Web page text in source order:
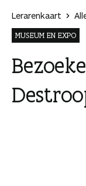
r
a
r
e
n
k
a
Lerarenkaart
MUSEUM EN EXPO